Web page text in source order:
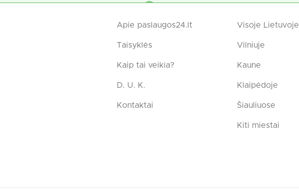
Apie paslaugos24.lt
Taisyklės
Kaip tai veikia?
D. U. K.
Kontaktai
Visoje Lietuvoje
Vilniuje
Kaune
Klaipėdoje
Šiauliuose
Kiti miestai